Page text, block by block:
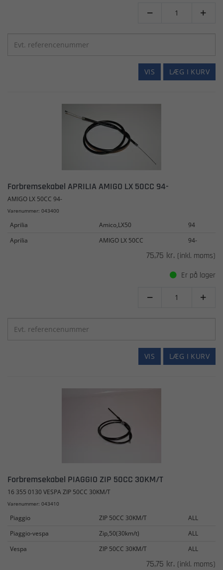
 
LÆG I KURV
VIS
Forbremsekabel APRILIA AMIGO LX 50CC 94-
AMIGO LX 50CC 94-
Varenummer: 043400
Aprilia Amico,LX50
94
Aprilia
AMIGO LX 50CC 94-
75,75 kr. (inkl. moms)
Er på lager
 
LÆG I KURV
VIS
Forbremsekabel PIAGGIO ZIP 50CC 30KM/T
16 355 0130 VESPA ZIP 50CC 30KM/T
Varenummer: 043410
Piaggio ZIP 50CC 30KM/T
ALL
Piaggio-vespa
Zip,50(30km/t)
ALL
Vespa
ZIP 50CC 30KM/T ALL
75,75 kr. (inkl. moms)